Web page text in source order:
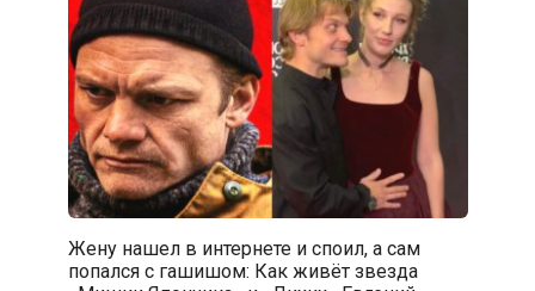
Жену нашел в интернете и споил, а сам
попался с гaшишoм: Как живёт звезда